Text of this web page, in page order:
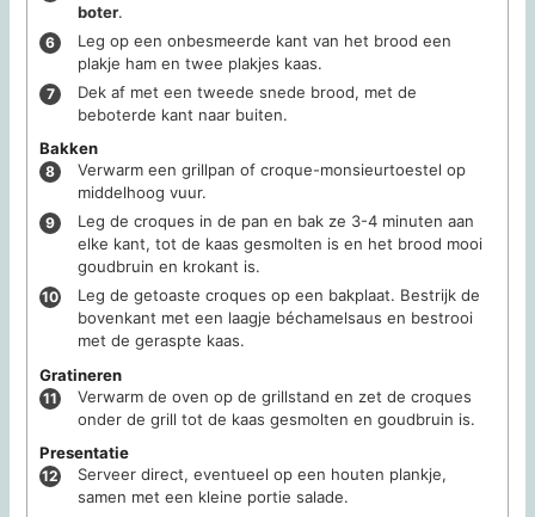
boter.
Leg op een onbesmeerde kant van het brood een
plakje ham en twee plakjes kaas.
Dek af met een tweede snede brood, met de
beboterde kant naar buiten.
Bakken
Verwarm een grillpan of croque-monsieurtoestel op
middelhoog vuur.
Leg de croques in de pan en bak ze 3-4 minuten aan
elke kant, tot de kaas gesmolten is en het brood mooi
goudbruin en krokant is.
Leg de getoaste croques op een bakplaat. Bestrijk de
bovenkant met een laagje béchamelsaus en bestrooi
met de geraspte kaas.
Gratineren
Verwarm de oven op de grillstand en zet de croques
onder de grill tot de kaas gesmolten en goudbruin is.
Presentatie
Serveer direct, eventueel op een houten plankje,
samen met een kleine portie salade.